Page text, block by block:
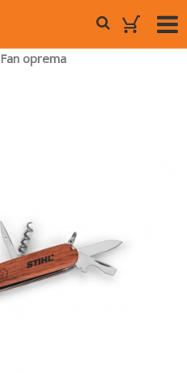
Fan oprema